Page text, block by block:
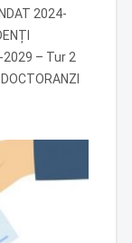
2024-
2029 – Tur 2